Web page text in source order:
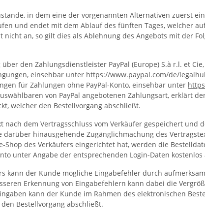
in dem eine der vorgenannten Alternativen zuerst
und endet mit dem Ablauf des fünften Tages, welcher
an, so gilt dies als Ablehnung des Angebots mit der
den Zahlungsdienstleister PayPal (Europe) S.à r.l. et Cie,
einsehbar unter https://www.paypal.com/de/
für Zahlungen ohne PayPal-Konto, einsehbar unter
von PayPal angebotenen Zahlungsart, erklärt
welcher den Bestellvorgang abschließt.
dem Vertragsschluss vom Verkäufer gespeichert und
hinausgehende Zugänglichmachung des
des Verkäufers eingerichtet hat, werden die
unter Angabe der entsprechenden Login-Daten
der Kunde mögliche Eingabefehler durch
Erkennung von Eingabefehlern kann dabei die
kann der Kunde im Rahmen des elektronischen
Bestellvorgang abschließt.